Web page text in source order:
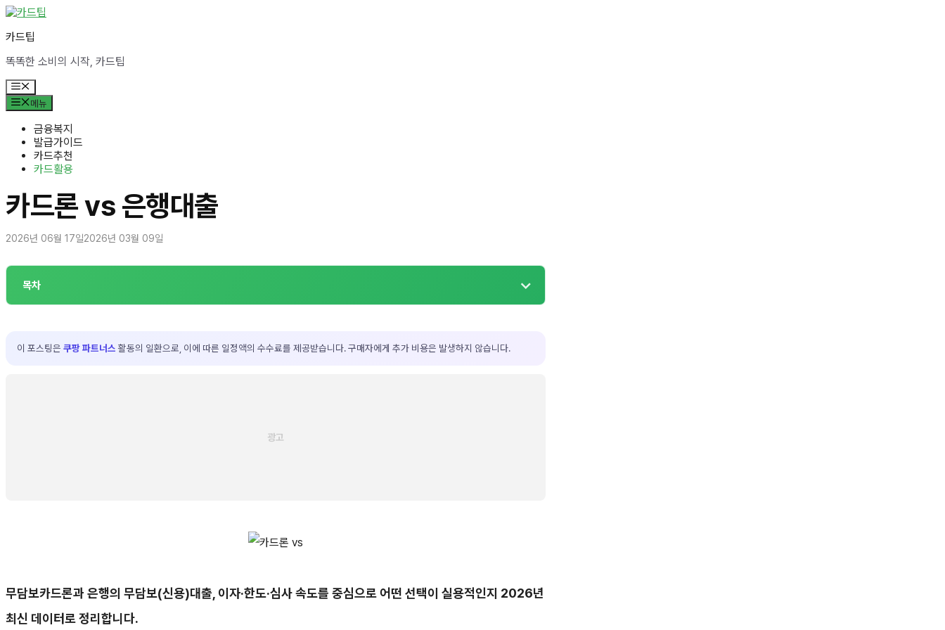
컨
츠
건
너
뛰
기
카드팁
똑똑한 소비의 시작, 카드팁
메
뉴
메뉴
금융복지
발급가이드
카드추천
카드활용
카드론 vs 은행대출
2026년 06월 17일2026년 03월 09일
목차
이 포스팅은 쿠팡 파트너스 활동의 일환으로, 이에 따른 일정액의 수수료를 제공받습니다. 구매자에게 추가 비용은 발생하지 않습니다.
무담보카드론과 은행의 무담보(신용)대출, 이자·한도·심사 속도를 중심으로 어떤 선택이 실용적인지 2026년
최신 데이터로 정리합니다.